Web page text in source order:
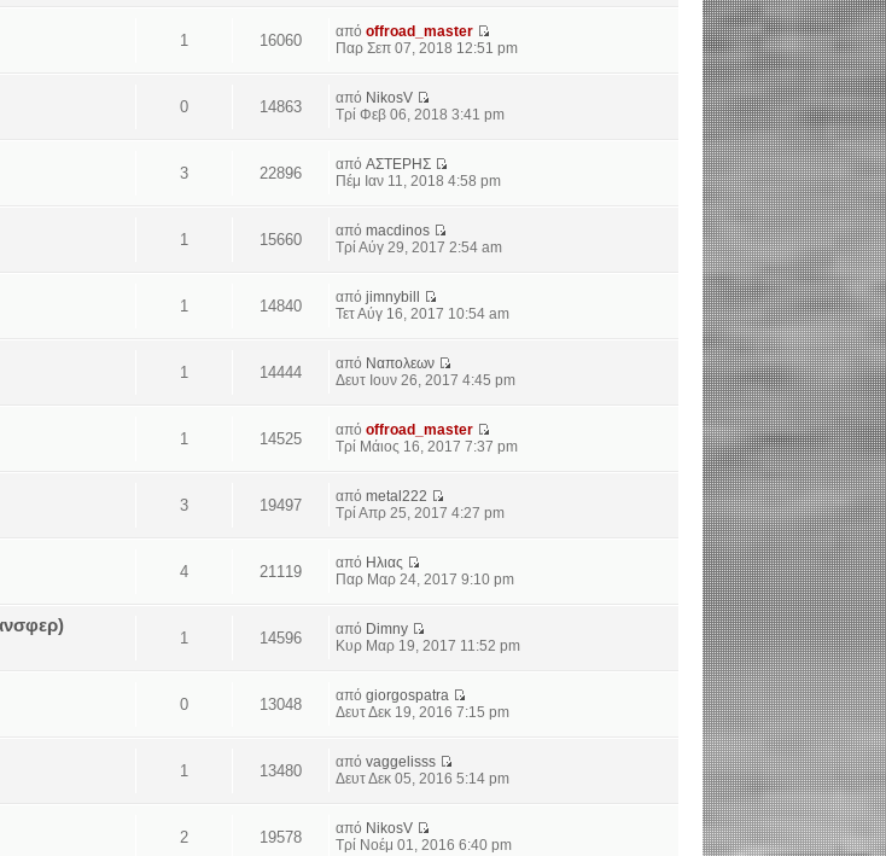
1 16060 απόoffroad_master
Παρ Σεπ 07, 2018 12:51 pm
0 14863 από NikosV
Τρί Φεβ 06, 2018 3:41 pm
3 22896 απόΑΣΤΕΡΗΣ
Πέμ Ιαν 11, 2018 4:58 pm
1 15660 απόmacdinos
Τρί Αύγ 29, 2017 2:54 am
1 14840 απόjimnybill
Τετ Αύγ 16, 2017 10:54 am
1 14444 από Ναπολεων
Δευτ Ιουν 26, 2017 4:45 pm
1 14525 απόoffroad_master
Τρί Μάιος 16, 2017 7:37 pm
3 19497 απόmetal222
Τρί Απρ 25, 2017 4:27 pm
4 21119 από Ηλιας
Παρ Μαρ 24, 2017 9:10 pm
1 14596 από Dimny
Κυρ Μαρ 19, 2017 11:52 pm
0 13048 απόgiorgospatra
Δευτ Δεκ 19, 2016 7:15 pm
1 13480 απόvaggelisss
Δευτ Δεκ 05, 2016 5:14 pm
2 19578 από NikosV
Τρί Νοέμ 01, 2016 6:40 pm